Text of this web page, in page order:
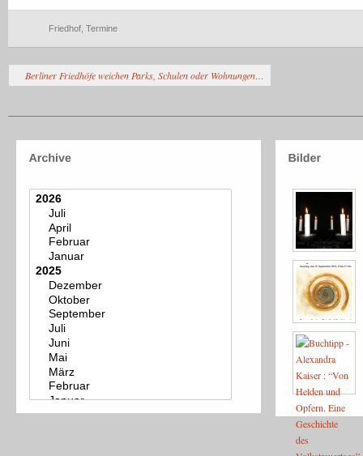
Friedhof Termine
Berliner Friedhöfe weichen Parks, Schulen oder Wohnungen…